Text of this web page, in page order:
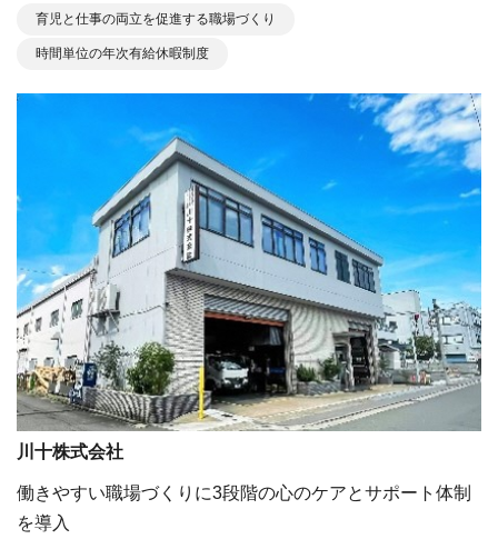
育児と仕事の両立を促進する職場づくり
時間単位の年次有給休暇制度
川十株式会社
働きやすい職場づくりに3段階の心のケアとサポート体制
を導入